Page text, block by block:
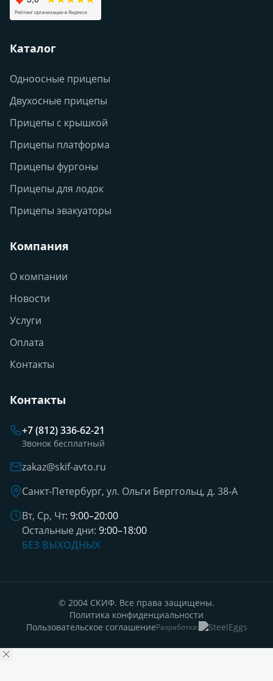
Каталог
Одноосные прицепы
Двухосные прицепы
Прицепы с крышкой
Прицепы платформа
Прицепы фургоны
Прицепы для лодок
Прицепы эвакуаторы
Компания
О компании
Новости
Услуги
Оплата
Контакты
Контакты
+7 (812) 336-62-21
Звонок бесплатный
zakaz@skif-avto.ru
Санкт-Петербург, ул. Ольги Берггольц, д. 38-А
Вт, Ср, Чт: 9:00–20:00
Остальные дни: 9:00–18:00
БЕЗ ВЫХОДНЫХ
© 2004 СКИФ. Все права защищены.
Политика конфиденциальности
Пользовательское соглашениеРазработка: